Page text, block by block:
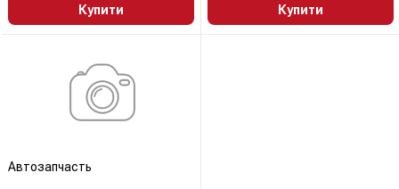
Купити Купити
Автозапчасть